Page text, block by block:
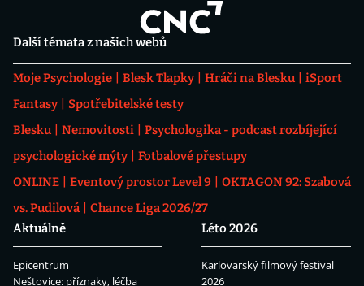
Další témata z našich webů
Moje Psychologie Blesk Tlapky Hráči na Blesku
iSport
Fantasy
Spotřebitelské testy
Blesku
Nemovitosti
Psychologika - podcast rozbíjející
psychologické mýty
Fotbalové přestupy
ONLINE
Eventový prostor Level 9
OKTAGON 92: Szabová
vs. Pudilová
Chance Liga 2026/27
Aktuálně
Epicentrum
Neštovice: příznaky, léčba
Léto 2026
Karlovarský filmový festival
2026